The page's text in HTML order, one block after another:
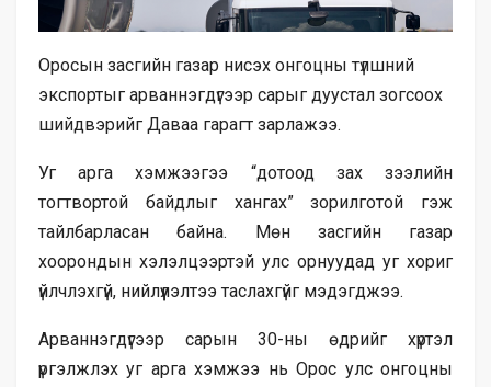
Оросын засгийн газар нисэх онгоцны түлшний
экспортыг арваннэгдүгээр сарыг дуустал зогсоох
шийдвэрийг Даваа гарагт зарлажээ.
Уг арга хэмжээгээ “дотоод зах зээлийн
тогтвортой байдлыг хангах” зорилготой гэж
тайлбарласан байна. Мөн засгийн газар
хоорондын хэлэлцээртэй улс орнуудад уг хориг
үйлчлэхгүй, нийлүүлэлтээ таслахгүйг мэдэгджээ.
Арваннэгдүгээр сарын 30-ны өдрийг хүртэл
үргэлжлэх уг арга хэмжээ нь Орос улс онгоцны